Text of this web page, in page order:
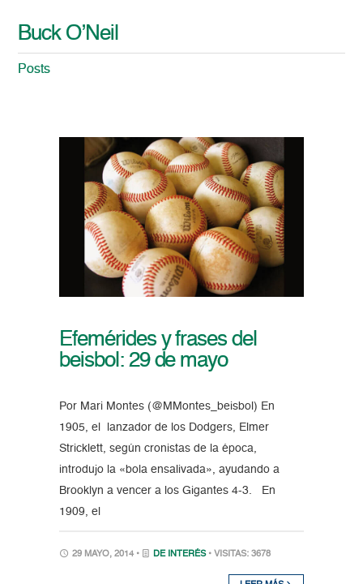
Buck O’Neil
Posts
Efemérides y frases del
beisbol: 29 de mayo
Por Mari Montes (@MMontes_beisbol) En
1905, el lanzador de los Dodgers, Elmer
Stricklett, según cronistas de la época,
introdujo la «bola ensalivada», ayudando a
Brooklyn a vencer a los Gigantes 4-3. En
1909, el
29 MAYO, 2014 • DE INTERÉS • VISITAS: 3678